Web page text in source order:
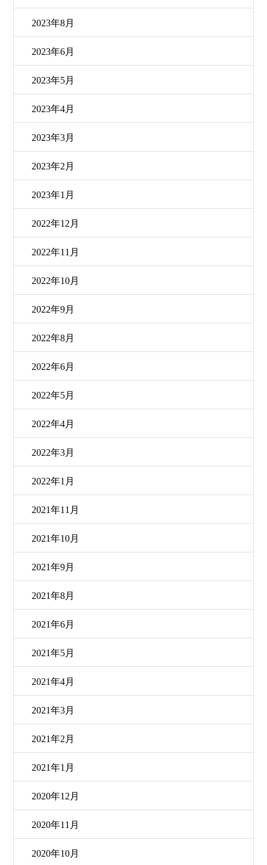
2023年8月
2023年6月
2023年5月
2023年4月
2023年3月
2023年2月
2023年1月
2022年12月
2022年11月
2022年10月
2022年9月
2022年8月
2022年6月
2022年5月
2022年4月
2022年3月
2022年1月
2021年11月
2021年10月
2021年9月
2021年8月
2021年6月
2021年5月
2021年4月
2021年3月
2021年2月
2021年1月
2020年12月
2020年11月
2020年10月